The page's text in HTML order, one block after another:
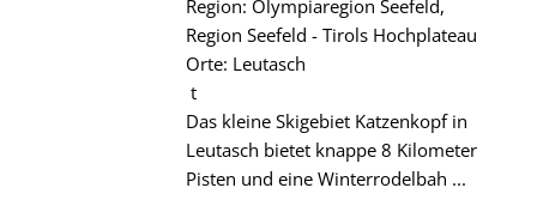
Region: Olympiaregion Seefeld,
Region Seefeld - Tirols Hochplateau
Orte: Leutasch
t
Das kleine Skigebiet Katzenkopf in
Leutasch bietet knappe 8 Kilometer
Pisten und eine Winterrodelbah ...